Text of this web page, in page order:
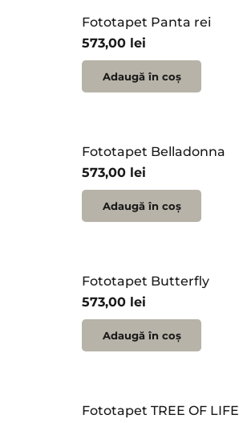
Fototapet Panta rei
573,00 lei
Adaugă în coș
Fototapet Belladonna
573,00 lei
Adaugă în coș
Fototapet Butterfly
573,00 lei
Adaugă în coș
Fototapet TREE OF LIFE